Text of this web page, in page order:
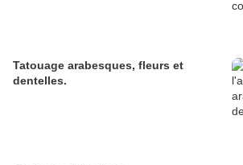
Tatouage arabesques, fleurs et
dentelles.